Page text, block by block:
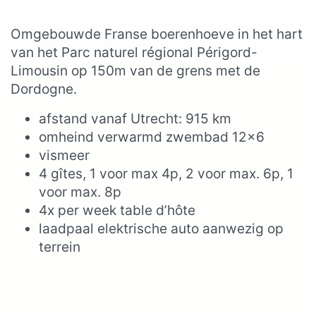
Omgebouwde Franse boerenhoeve in het hart
van het Parc naturel régional Périgord-
Limousin op 150m van de grens met de
Dordogne.
afstand vanaf Utrecht: 915 km
omheind verwarmd zwembad 12×6
vismeer
4 gîtes, 1 voor max 4p, 2 voor max. 6p, 1
voor max. 8p
4x per week table d’hôte
laadpaal elektrische auto aanwezig op
terrein